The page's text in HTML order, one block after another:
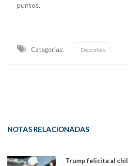
puntos.
Categorias: Deportes
NOTAS RELACIONADAS
Trump felicita al